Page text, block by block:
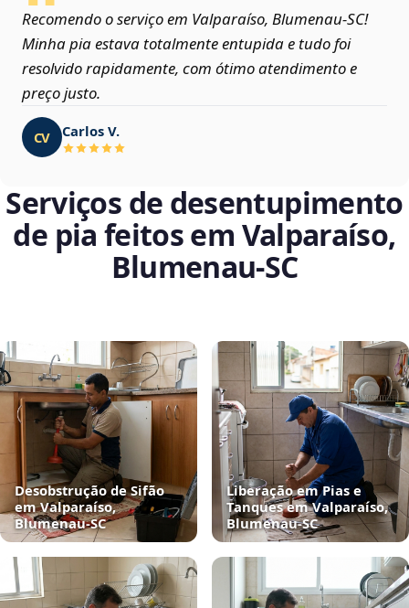
Recomendo o serviço em Valparaíso, Blumenau‑SC!
Minha pia estava totalmente entupida e tudo foi
resolvido rapidamente, com ótimo atendimento e
preço justo.
CV Carlos V.
Serviços de desentupimento
de pia feitos em Valparaíso,
Blumenau‑SC
Desobstrução de Sifão
em Valparaíso,
Blumenau‑SC
Liberação em Pias e
Tanques em Valparaíso,
Blumenau‑SC